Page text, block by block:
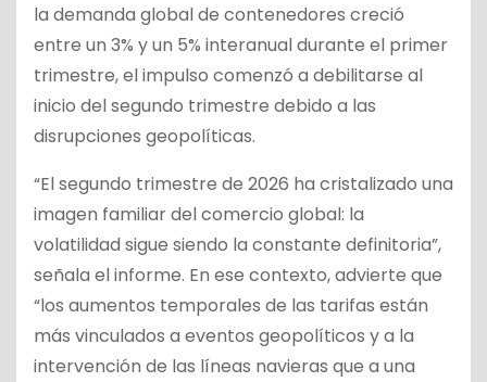
la demanda global de contenedores creció
entre un 3% y un 5% interanual durante el primer
trimestre, el impulso comenzó a debilitarse al
inicio del segundo trimestre debido a las
disrupciones geopolíticas.
“El segundo trimestre de 2026 ha cristalizado una
imagen familiar del comercio global: la
volatilidad sigue siendo la constante definitoria”,
señala el informe. En ese contexto, advierte que
“los aumentos temporales de las tarifas están
más vinculados a eventos geopolíticos y a la
intervención de las líneas navieras que a una